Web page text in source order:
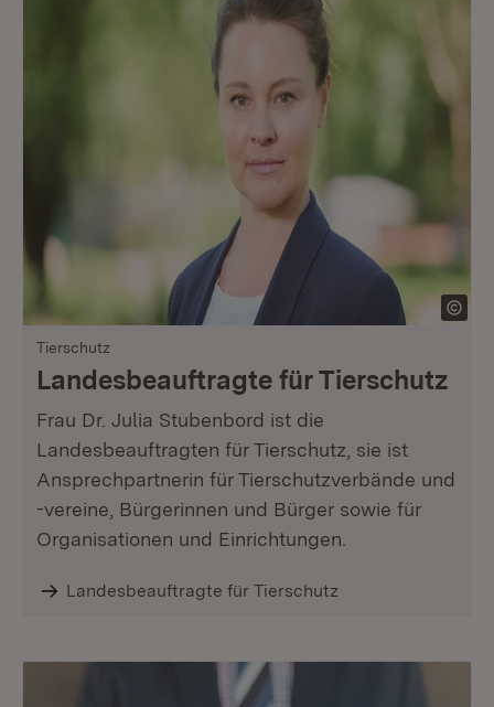
Tierschutz
Landesbeauftragte für Tierschutz
Frau Dr. Julia Stubenbord ist die
Landesbeauftragten für Tierschutz, sie ist
Ansprechpartnerin für Tierschutzverbände und
-vereine, Bürgerinnen und Bürger sowie für
Organisationen und Einrichtungen.
Landesbeauftragte für Tierschutz